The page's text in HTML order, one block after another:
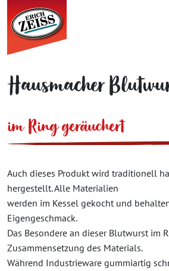
Hausmacher
im Ring geräuchert
Auch dieses Produkt wird traditionell
hergestellt. Alle Materialien
werden im Kessel gekocht und
Eigengeschmack.
Das Besondere an dieser Blutwurst im
Zusammensetzung des Materials.
Während Industrieware gummiartig